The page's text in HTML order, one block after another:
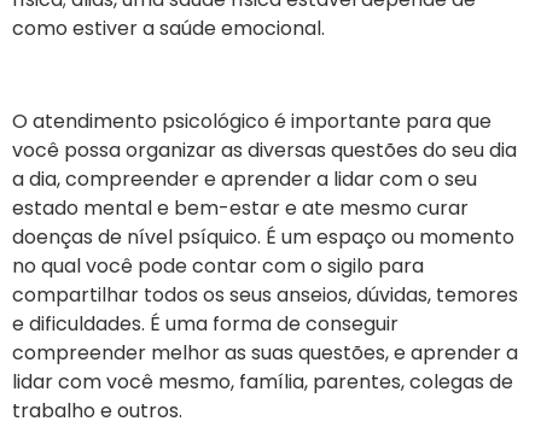
como estiver a saúde emocional.
O atendimento psicológico é importante para que
você possa organizar as diversas questões do seu dia
a dia, compreender e aprender a lidar com o seu
estado mental e bem-estar e ate mesmo curar
doenças de nível psíquico. É um espaço ou momento
no qual você pode contar com o sigilo para
compartilhar todos os seus anseios, dúvidas, temores
e dificuldades. É uma forma de conseguir
compreender melhor as suas questões, e aprender a
lidar com você mesmo, família, parentes, colegas de
trabalho e outros.